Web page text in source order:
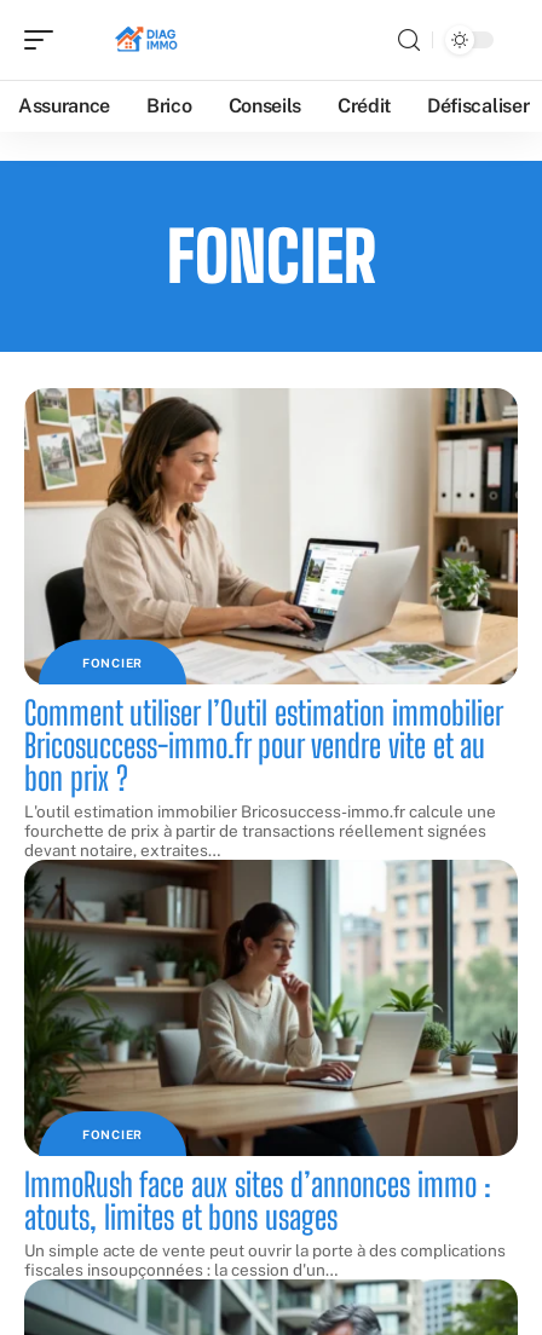
Assurance Brico Conseils Crédit Défiscaliser
FONCIER
FONCIER
Comment utiliser l’Outil estimation immobilier
Bricosuccess-immo.fr pour vendre vite et au
bon prix ?
L'outil estimation immobilier Bricosuccess-immo.fr calcule une
fourchette de prix à partir de transactions réellement signées
devant notaire, extraites…
FONCIER
ImmoRush face aux sites d’annonces immo :
atouts, limites et bons usages
Un simple acte de vente peut ouvrir la porte à des complications
fiscales insoupçonnées : la cession d'un…